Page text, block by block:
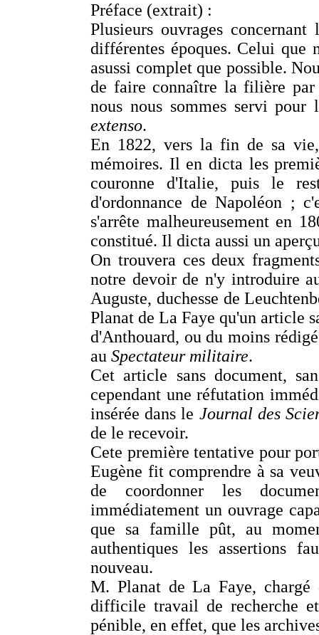
Préface (extrait) :
Plusieurs ouvrages
différentes époques. Celui que
asussi complet que possible.
de faire connaître la filière par
nous nous sommes servi
extenso.
En 1822, vers la fin de sa
mémoires. Il en dicta les
couronne d'Italie, puis le
d'ordonnance de Napoléon ;
s'arrête malheureusement en
constitué. Il dicta aussi un
On trouvera ces deux
notre devoir de n'y introduire
Auguste, duchesse de
Planat de La Faye qu'un article
d'Anthouard, ou du moins
au Spectateur militaire.
Cet article sans document,
cependant une réfutation
insérée dans le Journal des
de le recevoir.
Cete première tentative pour
Eugène fit comprendre à sa
de coordonner les
immédiatement un ouvrage
que sa famille pût, au
authentiques les assertions
nouveau.
M. Planat de La Faye,
difficile travail de recherche
pénible, en effet, que les